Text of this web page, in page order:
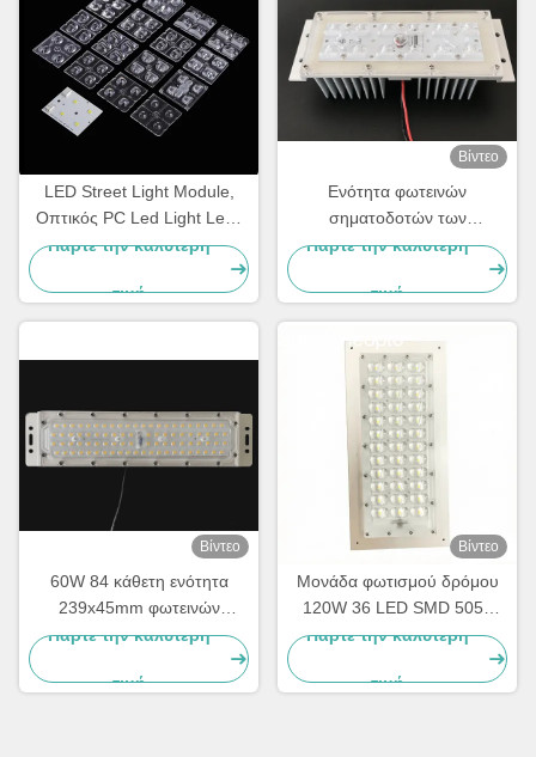
LED Street Light Module,
Οπτικός PC Led Light Lens
Για οδικό φωτισμό τύπου II
Πάρτε την καλύτερη
τιμή
Βίντεο
Ενότητα φωτεινών
σηματοδοτών των
οδηγήσεων 12LED
Heatsink
Πάρτε την καλύτερη
τιμή
Βίντεο
60W 84 κάθετη ενότητα
239x45mm φωτεινών
σηματοδοτών σημείων
Πάρτε την καλύτερη
τιμή
Βίντεο
Μονάδα φωτισμού δρόμου
120W 36 LED SMD 5050
LED με γωνιακό φακό
πλακέτα PCB
Πάρτε την καλύτερη
τιμή